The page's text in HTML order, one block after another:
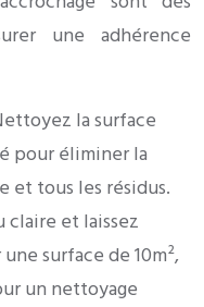
une adhérence
la surface
pour éliminer la
et tous les résidus.
claire et laissez
surface de 10m²,
un nettoyage